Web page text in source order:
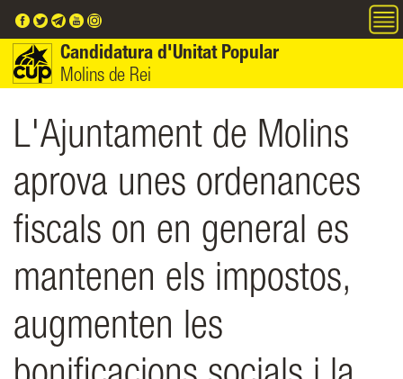
Candidatura d'Unitat Popular
Molins de Rei
L'Ajuntament de Molins
aprova unes ordenances
fiscals on en general es
mantenen els impostos,
augmenten les